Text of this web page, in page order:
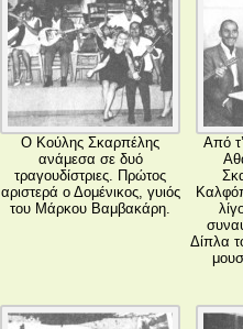
Ο Κούλης Σκαρπέλης
ανάμεσα σε δυό
τραγουδίστριες. Πρώτος
αριστερά ο Δομένικος, γυιός
του Μάρκου Βαμβακάρη.
Από
Δίπλα